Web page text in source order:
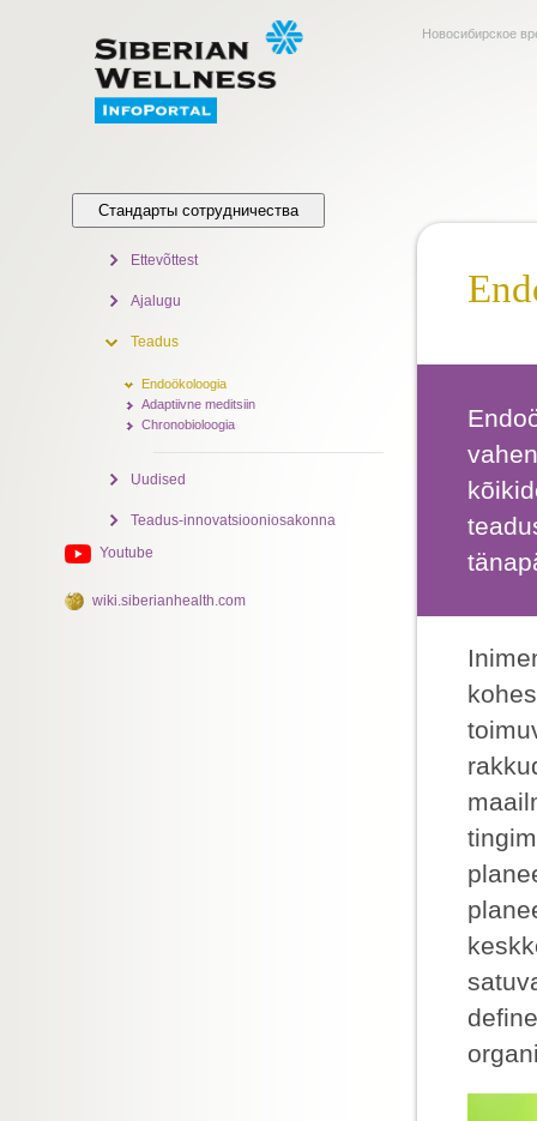
Новосибирское
Стандарты сотрудничества
Ettevõttest
Ajalugu
Teadus
Endoökoloogia
Adaptiivne meditsiin
Chronobioloogia
Uudised
Teadus-innovatsiooniosakonna
Youtube
wiki.siberianhealth.com